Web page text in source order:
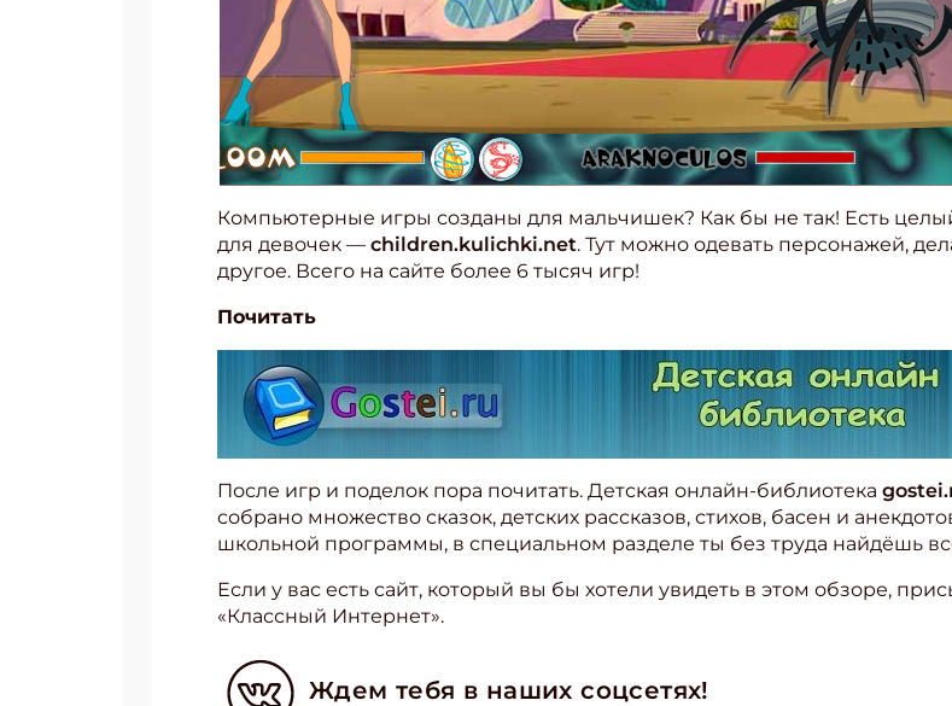
Компьютерные игры созданы для мальчишек? Как бы не так! Есть
для девочек — children.kulichki.net. Тут можно одевать персонажей,
другое. Всего на сайте более 6 тысяч игр!
Почитать
После игр и поделок пора почитать. Детская онлайн-библиотека
собрано множество сказок, детских рассказов, стихов, басен и
школьной программы, в специальном разделе ты без труда найдёшь
Если у вас есть сайт, который вы бы хотели увидеть в этом обзоре,
«Классный Интернет».
Ждем тебя в наших соцсетях!